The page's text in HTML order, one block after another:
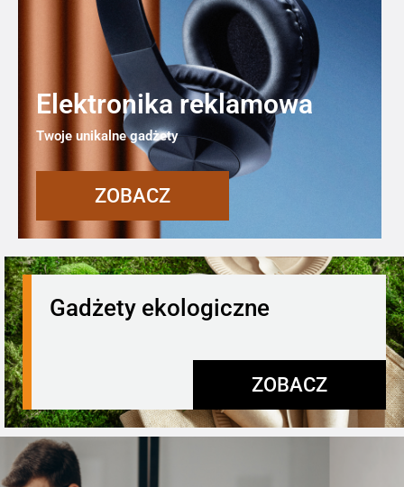
Elektronika reklamowa
Twoje unikalne gadżety
ZOBACZ
Gadżety ekologiczne
ZOBACZ